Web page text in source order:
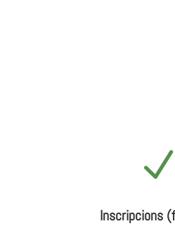
N
Inscripcions